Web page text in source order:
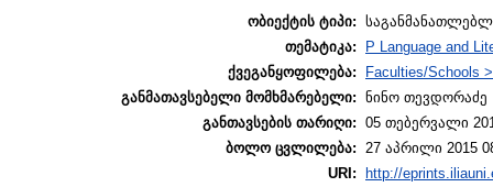
ობიექტის ტიპი:
თემატიკა:
P Language and
ქვეგანყოფილება:
Faculties/Schools
განმათავსებელი მომხმარებელი: ნინო თევდორაძე
განთავსების თარიღი: 05 თებერვალი
ბოლო ცვლილება: 27 აპრილი 2015
URI:
http://